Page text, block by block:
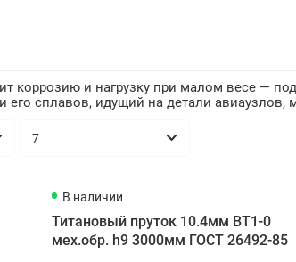
коррозию и нагрузку при малом весе —
его сплавов, идущий на детали
В наличии
Титановый пруток 10.4мм ВТ1-0
мех.обр. h9 3000мм ГОСТ 26492-85